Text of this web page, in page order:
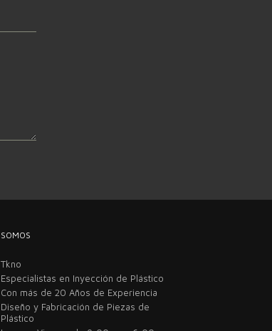
SOMOS
Tkno
Especialistas en Inyección de Plástico
Con más de 20 Años de Experiencia
Diseño y Fabricación de Piezas de
Plástico